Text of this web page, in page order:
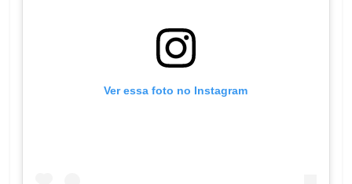
Ver essa foto no Instagram